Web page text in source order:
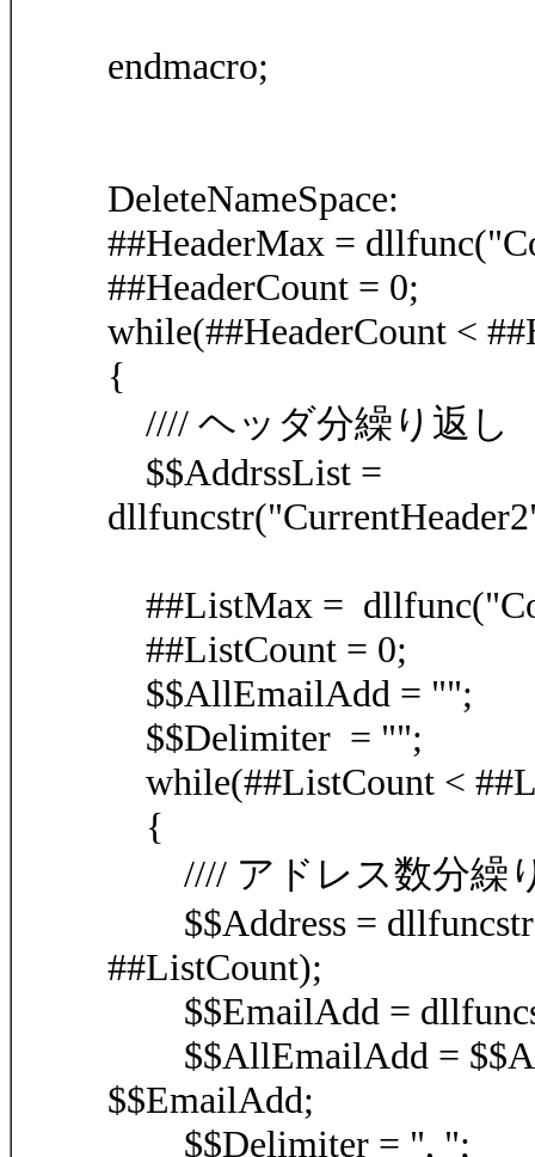
endmacro;
DeleteNameSpace:
##HeaderMax =
##HeaderCount = 0;
while(##HeaderCount <
{
//// ヘッダ分繰り返し
$$AddrssList =
##ListMax =
##ListCount = 0;
$$AllEmailAdd = "";
$$Delimiter = "";
while(##ListCount <
{
//// アドレス数分繰
$$Address =
##ListCount);
$$EmailAdd =
$$AllEmailAdd =
$$EmailAdd;
$$Delimiter = ", ";